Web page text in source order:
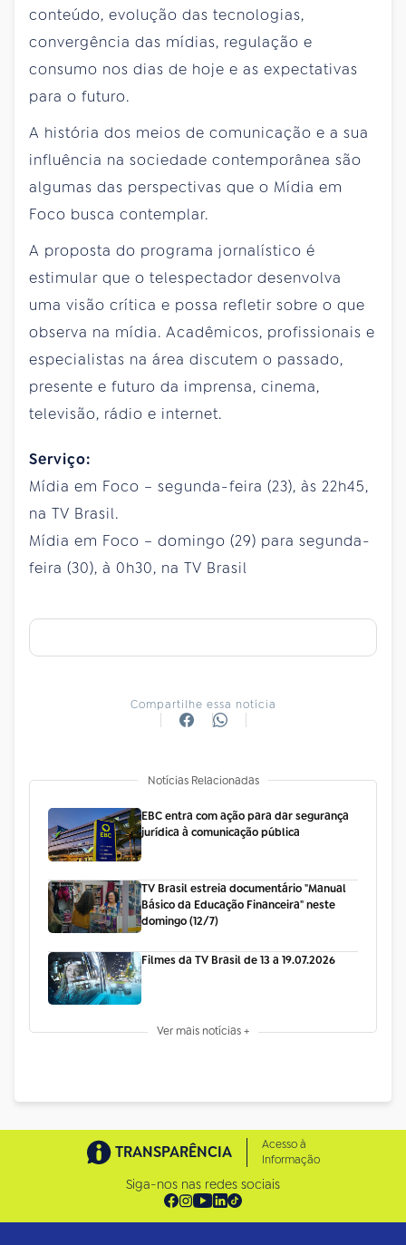
conteúdo, evolução das tecnologias,
convergência das mídias, regulação e
consumo nos dias de hoje e as expectativas
para o futuro.
A história dos meios de comunicação e a sua
influência na sociedade contemporânea são
algumas das perspectivas que o Mídia em
Foco busca contemplar.
A proposta do programa jornalístico é
estimular que o telespectador desenvolva
uma visão crítica e possa refletir sobre o que
observa na mídia. Acadêmicos, profissionais e
especialistas na área discutem o passado,
presente e futuro da imprensa, cinema,
televisão, rádio e internet.
Serviço:
Mídia em Foco – segunda-feira (23), às 22h45,
na TV Brasil.
Mídia em Foco – domingo (29) para segunda-
feira (30), à 0h30, na TV Brasil
Compartilhe essa notícia
Notícias Relacionadas
EBC entra com ação para dar segurança
jurídica à comunicação pública
TV Brasil estreia documentário "Manual
Básico da Educação Financeira" neste
domingo (12/7)
Filmes da TV Brasil de 13 a 19.07.2026
Ver mais notícias +
TRANSPARÊNCIA
Acesso à
Informação
Siga-nos nas redes sociais